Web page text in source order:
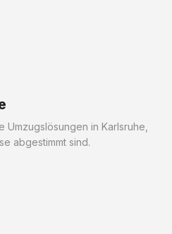
in Karlsruhe,
abgestimmt sind.